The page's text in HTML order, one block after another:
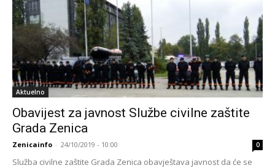
Aktuelno
Obavijest za javnost Službe civilne zaštite
Grada Zenica
Zenicainfo - 24/10/2019 - 10:00 0
Služba civilne zaštite Grada Zenica obavještava javnost da će se